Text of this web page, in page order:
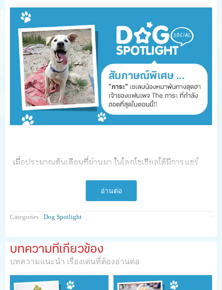
เมื่อประมาณต้นเดือนที่ผ่านมา ในโลกโซเชียลได้มีการแชร์
เรื่องราวน่ารักของน้องหมาจรที่ชื่อว่า "ภาระ" ที่ได้มีโอกาสมี
ชีวิตใหม่มีบ้านที่อบอุ่น เพราะสาวน้อยใจดีอย่าง "น้องกีต้าร์"
ของภาระแล้วก็ทำเป็นแฟนเพจ เพียงแค่ข้ามคืนแฟนเพจของ
ความรักความเอ็นดูจากชาวโซเชียลขนาดนี้ วันนี้เราจะไปตาม
หาคำตอบผ่านการพูดคุยกับ น้องกีต้าร์ เจ้าของเจ้าภาระตัว
แสบกันค่ะ
อ่านต่อ
Categories : Dog Spotlight ·
บทความที่เกี่ยวข้อง
บทความแนะนำ เรื่องเด่นที่ต้องอ่านต่อ